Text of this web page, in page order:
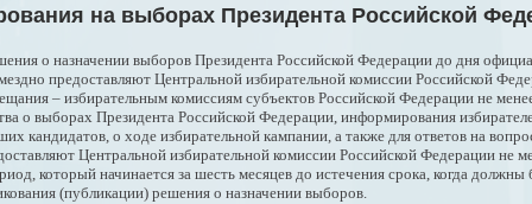
на выборах Президента Российской
о назначении выборов Президента Российской Федерации до дня
предоставляют Центральной избирательной комиссии Российской
– избирательным комиссиям субъектов Российской Федерации не
о выборах Президента Российской Федерации, информирования
кандидатов, о ходе избирательной кампании, а также для ответов на
Центральной избирательной комиссии Российской Федерации не
который начинается за шесть месяцев до истечения срока, когда
(публикации) решения о назначении выборов.